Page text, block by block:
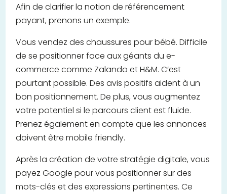
Afin de clarifier la notion de référencement
payant, prenons un exemple.
Vous vendez des chaussures pour bébé. Difficile
de se positionner face aux géants du e-
commerce comme Zalando et H&M. C’est
pourtant possible. Des avis positifs aident à un
bon positionnement. De plus, vous augmentez
votre potentiel si le parcours client est fluide.
Prenez également en compte que les annonces
doivent être mobile friendly.
Après la création de votre stratégie digitale, vous
payez Google pour vous positionner sur des
mots-clés et des expressions pertinentes. Ce